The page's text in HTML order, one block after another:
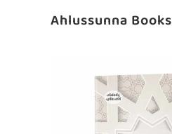
Ahlussunna Books